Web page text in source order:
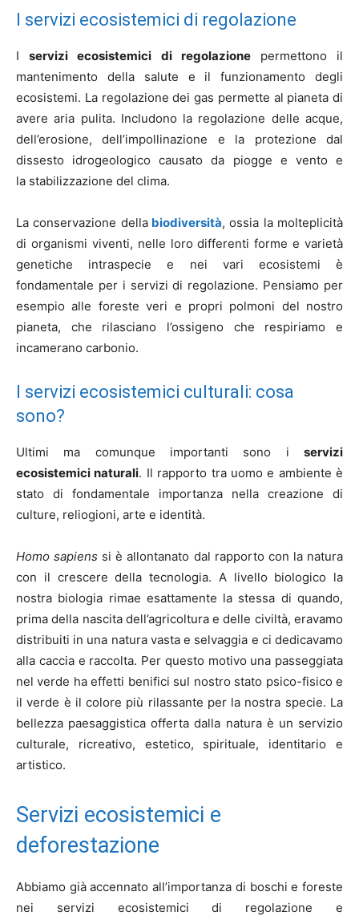
I servizi ecosistemici di regolazione
Iservizi ecosistemici di regolazionepermettono il
mantenimento della salute e il funzionamento degli
ecosistemi. La regolazione dei gas permette al pianeta di
avere aria pulita. Includono la regolazione delle acque,
dell’erosione, dell’impollinazione e la protezione dal
dissesto idrogeologico causato da piogge e vento e
la stabilizzazione del clima.
La conservazione della biodiversità, ossia la molteplicità
di organismi viventi, nelle loro differenti forme e varietà
genetiche intraspecie e nei vari ecosistemi è
fondamentale per i servizi di regolazione. Pensiamo per
esempio alle foreste veri e propri polmoni del nostro
pianeta, che rilasciano l’ossigeno che respiriamo e
incamerano carbonio.
I servizi ecosistemici culturali: cosa
sono?
Ultimi ma comunque importanti sono i servizi
ecosistemici naturali. Il rapporto tra uomo e ambiente è
stato di fondamentale importanza nella creazione di
culture, reliogioni, arte e identità.
Homo sapiens si è allontanato dal rapporto con la natura
con il crescere della tecnologia. A livello biologico la
nostra biologia rimae esattamente la stessa di quando,
prima della nascita dell’agricoltura e delle civiltà, eravamo
distribuiti in una natura vasta e selvaggia e ci dedicavamo
alla caccia e raccolta. Per questo motivo una passeggiata
nel verde ha effetti benifici sul nostro stato psico-fisico e
il verde è il colore più rilassante per la nostra specie. La
bellezza paesaggistica offerta dalla natura è un servizio
culturale, ricreativo, estetico, spirituale, identitario e
artistico.
Servizi ecosistemici e
deforestazione
Abbiamo già accennato all’importanza di boschi e foreste
nei servizi ecosistemici di regolazione e